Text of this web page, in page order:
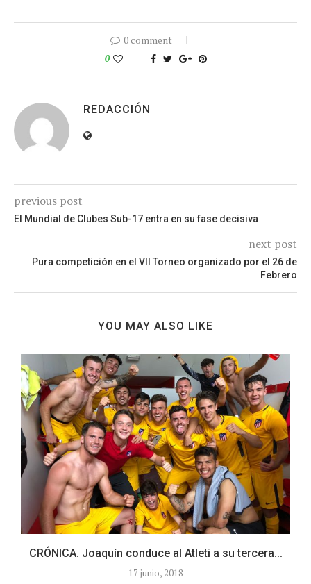
0 comment
0
REDACCIÓN
previous post
El Mundial de Clubes Sub-17 entra en su fase decisiva
next post
Pura competición en el VII Torneo organizado por el 26 de
Febrero
YOU MAY ALSO LIKE
CRÓNICA. Joaquín conduce al Atleti a su tercera...
17 junio, 2018